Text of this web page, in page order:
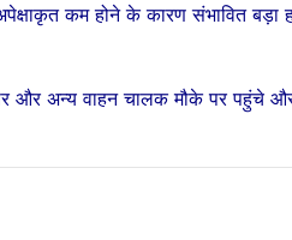
कम होने के कारण संभावित बड़ा
और अन्य वाहन चालक मौके पर पहुंचे